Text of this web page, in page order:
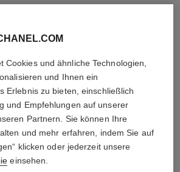
Cookies und ähnliche Technologien,
und Ihnen ein
Erlebnis zu bieten, einschließlich
und Empfehlungen auf unserer
Partnern. Sie können Ihre
und mehr erfahren, indem Sie auf
klicken oder jederzeit unsere
einsehen.